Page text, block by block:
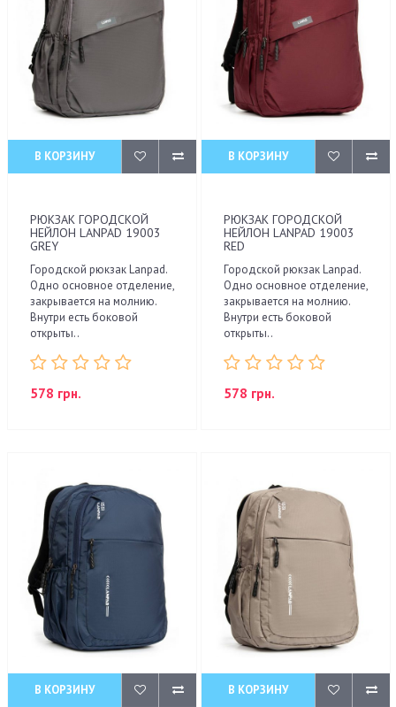
В КОРЗИНУ
РЮКЗАК ГОРОДСКОЙ
НЕЙЛОН LANPAD 19003
GREY
Городской рюкзак Lanpad.
Одно основное отделение,
закрывается на молнию.
Внутри есть боковой
открыты..
578 грн.
В КОРЗИНУ
РЮКЗАК ГОРОДСКОЙ
НЕЙЛОН LANPAD 19003
RED
Городской рюкзак Lanpad.
Одно основное отделение,
закрывается на молнию.
Внутри есть боковой
открыты..
578 грн.
В КОРЗИНУ В КОРЗИНУ